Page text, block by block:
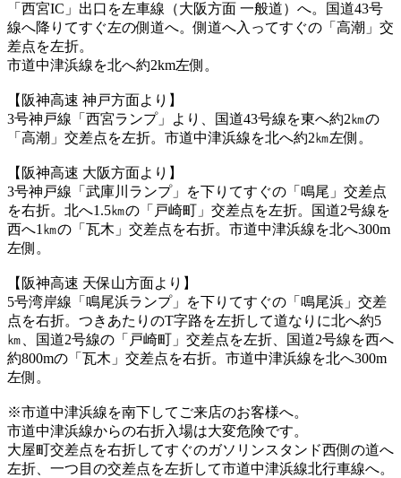
「西宮IC」出口を左車線（大阪方面 一般道）へ。国道43号
線へ降りてすぐ左の側道へ。側道へ入ってすぐの「高潮」交
差点を左折。
市道中津浜線を北へ約2km左側。
【阪神高速 神戸方面より】
3号神戸線「西宮ランプ」より、国道43号線を東へ約2㎞の
「高潮」交差点を左折。市道中津浜線を北へ約2㎞左側。
【阪神高速 大阪方面より】
3号神戸線「武庫川ランプ」を下りてすぐの「鳴尾」交差点
を右折。北へ1.5㎞の「戸崎町」交差点を左折。国道2号線を
西へ1㎞の「瓦木」交差点を右折。市道中津浜線を北へ300m
左側。
【阪神高速 天保山方面より】
5号湾岸線「鳴尾浜ランプ」を下りてすぐの「鳴尾浜」交差
点を右折。つきあたりのT字路を左折して道なりに北へ約5
㎞、国道2号線の「戸崎町」交差点を左折、国道2号線を西へ
約800mの「瓦木」交差点を右折。市道中津浜線を北へ300m
左側。
※市道中津浜線を南下してご来店のお客様へ。
市道中津浜線からの右折入場は大変危険です。
大屋町交差点を右折してすぐのガソリンスタンド西側の道へ
左折、一つ目の交差点を左折して市道中津浜線北行車線へ。